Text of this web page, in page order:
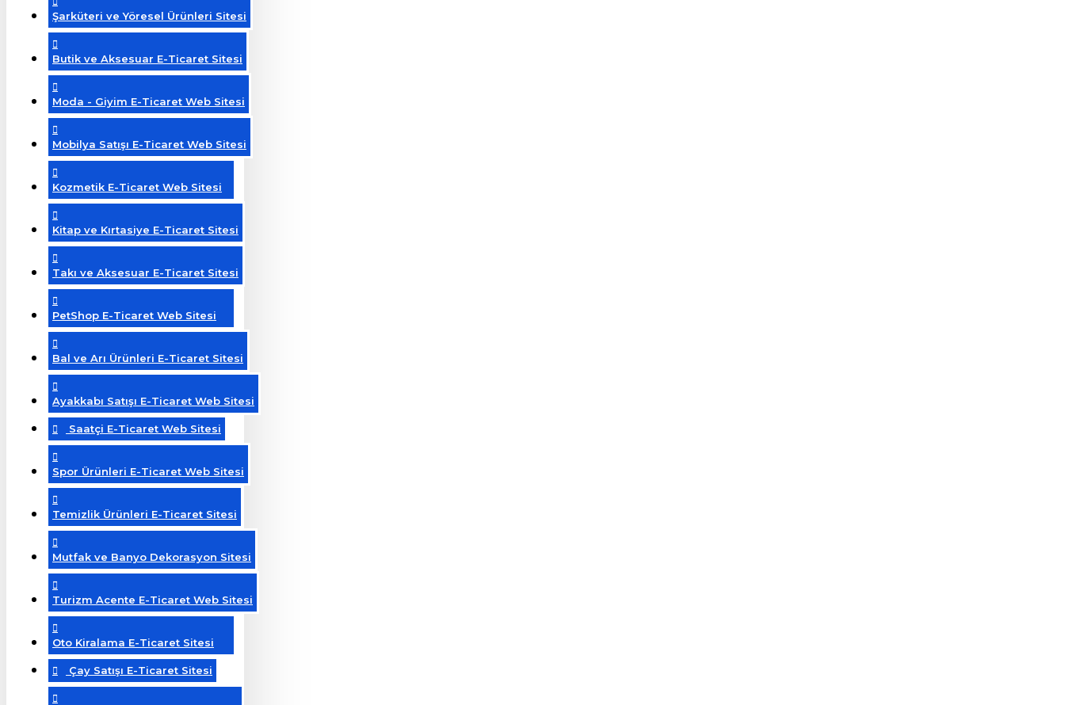
Şarküteri ve Yöresel Ürünleri Sitesi
Butik ve Aksesuar E-Ticaret Sitesi
Moda - Giyim E-Ticaret Web Sitesi
Mobilya Satışı E-Ticaret Web Sitesi
Kozmetik E-Ticaret Web Sitesi
Kitap ve Kırtasiye E-Ticaret Sitesi
Takı ve Aksesuar E-Ticaret Sitesi
PetShop E-Ticaret Web Sitesi
Bal ve Arı Ürünleri E-Ticaret Sitesi
Ayakkabı Satışı E-Ticaret Web Sitesi
Saatçi E-Ticaret Web Sitesi
Spor Ürünleri E-Ticaret Web Sitesi
Temizlik Ürünleri E-Ticaret Sitesi
Mutfak ve Banyo Dekorasyon Sitesi
Turizm Acente E-Ticaret Web Sitesi
Oto Kiralama E-Ticaret Sitesi
Çay Satışı E-Ticaret Sitesi